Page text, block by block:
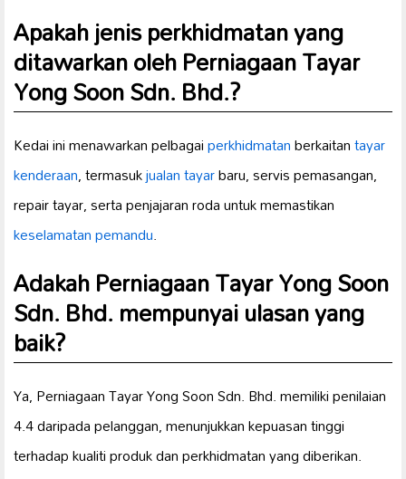
Apakah jenis perkhidmatan yang
ditawarkan oleh Perniagaan Tayar
Yong Soon Sdn. Bhd.?
Kedai ini menawarkan pelbagaiperkhidmatanberkaitantayar
kenderaan, termasukjualan tayarbaru, servis pemasangan,
repair tayar, serta penjajaran roda untuk memastikan
keselamatan pemandu.
Adakah Perniagaan Tayar Yong Soon
Sdn. Bhd. mempunyai ulasan yang
baik?
Ya, Perniagaan Tayar Yong Soon Sdn. Bhd. memiliki penilaian
4.4 daripada pelanggan, menunjukkan kepuasan tinggi
terhadap kualiti produk dan perkhidmatan yang diberikan.